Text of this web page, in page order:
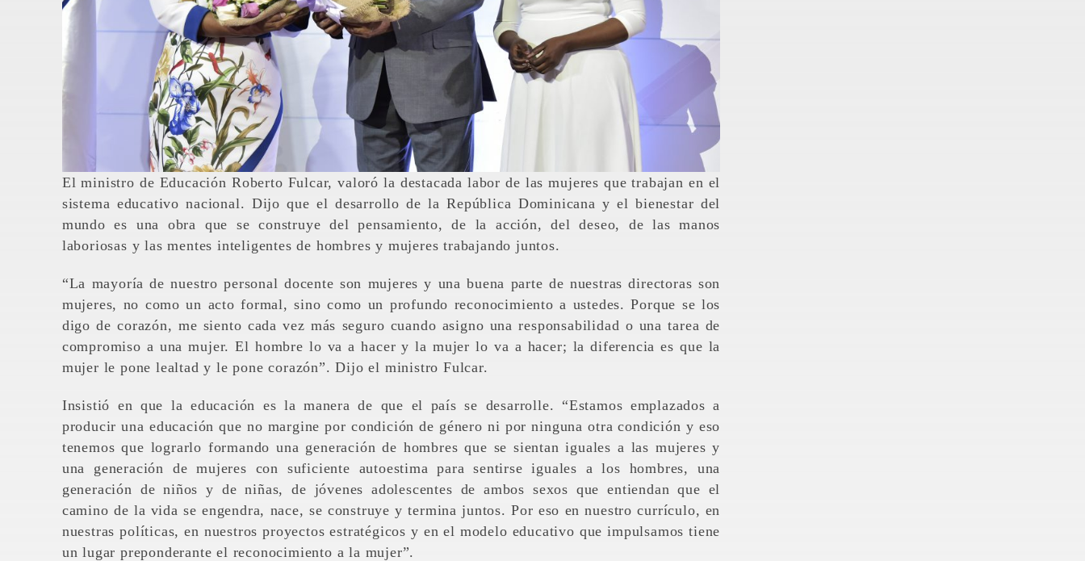
El ministro de Educación Roberto Fulcar, valoró la destacada labor de las mujeres que trabajan en el
sistema educativo nacional. Dijo que el desarrollo de la República Dominicana y el bienestar del
mundo es una obra que se construye del pensamiento, de la acción, del deseo, de las manos
laboriosas y las mentes inteligentes de hombres y mujeres trabajando juntos.
“La mayoría de nuestro personal docente son mujeres y una buena parte de nuestras directoras son
mujeres, no como un acto formal, sino como un profundo reconocimiento a ustedes. Porque se los
digo de corazón, me siento cada vez más seguro cuando asigno una responsabilidad o una tarea de
compromiso a una mujer. El hombre lo va a hacer y la mujer lo va a hacer; la diferencia es que la
mujer le pone lealtad y le pone corazón”. Dijo el ministro Fulcar.
Insistió en que la educación es la manera de que el país se desarrolle. “Estamos emplazados a
producir una educación que no margine por condición de género ni por ninguna otra condición y eso
tenemos que lograrlo formando una generación de hombres que se sientan iguales a las mujeres y
una generación de mujeres con suficiente autoestima para sentirse iguales a los hombres, una
generación de niños y de niñas, de jóvenes adolescentes de ambos sexos que entiendan que el
camino de la vida se engendra, nace, se construye y termina juntos. Por eso en nuestro currículo, en
nuestras políticas, en nuestros proyectos estratégicos y en el modelo educativo que impulsamos tiene
un lugar preponderante el reconocimiento a la mujer”.